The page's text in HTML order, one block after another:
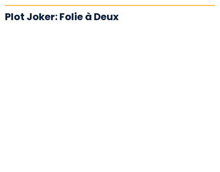
Plot Joker: Folie à Deux